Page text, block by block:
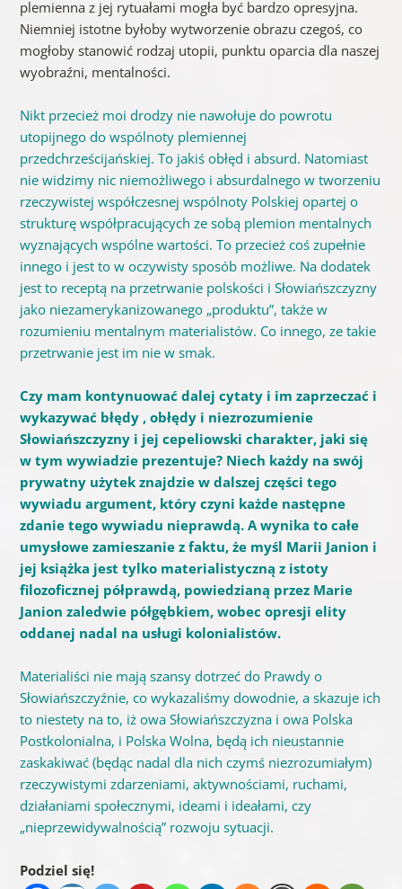
plemienna z jej rytuałami mogła być bardzo opresyjna.
Niemniej istotne byłoby wytworzenie obrazu czegoś, co
mogłoby stanowić rodzaj utopii, punktu oparcia dla naszej
wyobraźni, mentalności.
Nikt przecież moi drodzy nie nawołuje do powrotu
utopijnego do wspólnoty plemiennej
przedchrześcijańskiej. To jakiś obłęd i absurd. Natomiast
nie widzimy nic niemożliwego i absurdalnego w tworzeniu
rzeczywistej współczesnej wspólnoty Polskiej opartej o
strukturę współpracujących ze sobą plemion mentalnych
wyznających wspólne wartości. To przecież coś zupełnie
innego i jest to w oczywisty sposób możliwe. Na dodatek
jest to receptą na przetrwanie polskości i Słowiańszczyzny
jako niezamerykanizowanego „produktu”, także w
rozumieniu mentalnym materialistów. Co innego, ze takie
przetrwanie jest im nie w smak.
Czy mam kontynuować dalej cytaty i im zaprzeczać i
wykazywać błędy , obłędy i niezrozumienie
Słowiańszczyzny i jej cepeliowski charakter, jaki się
w tym wywiadzie prezentuje? Niech każdy na swój
prywatny użytek znajdzie w dalszej części tego
wywiadu argument, który czyni każde następne
zdanie tego wywiadu nieprawdą. A wynika to całe
umysłowe zamieszanie z faktu, że myśl Marii Janion i
jej książka jest tylko materialistyczną z istoty
filozoficznej półprawdą, powiedzianą przez Marie
Janion zaledwie półgębkiem, wobec opresji elity
oddanej nadal na usługi kolonialistów.
Materialiści nie mają szansy dotrzeć do Prawdy o
Słowiańszczyźnie, co wykazaliśmy dowodnie, a skazuje ich
to niestety na to, iż owa Słowiańszczyzna i owa Polska
Postkolonialna, i Polska Wolna, będą ich nieustannie
zaskakiwać (będąc nadal dla nich czymś niezrozumiałym)
rzeczywistymi zdarzeniami, aktywnościami, ruchami,
działaniami społecznymi, ideami i ideałami, czy
„nieprzewidywalnością” rozwoju sytuacji.
Podziel się!